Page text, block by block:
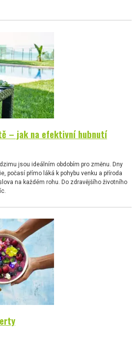
– jak na efektivní hubnutí
jsou ideálním obdobím pro změnu. Dny
počasí přímo láká k pohybu venku a příroda
na každém rohu. Do zdravějšího životního